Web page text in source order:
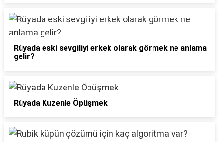
Rüyada eski sevgiliyi erkek olarak görmek ne anlama
gelir?
Rüyada Kuzenle Öpüşmek